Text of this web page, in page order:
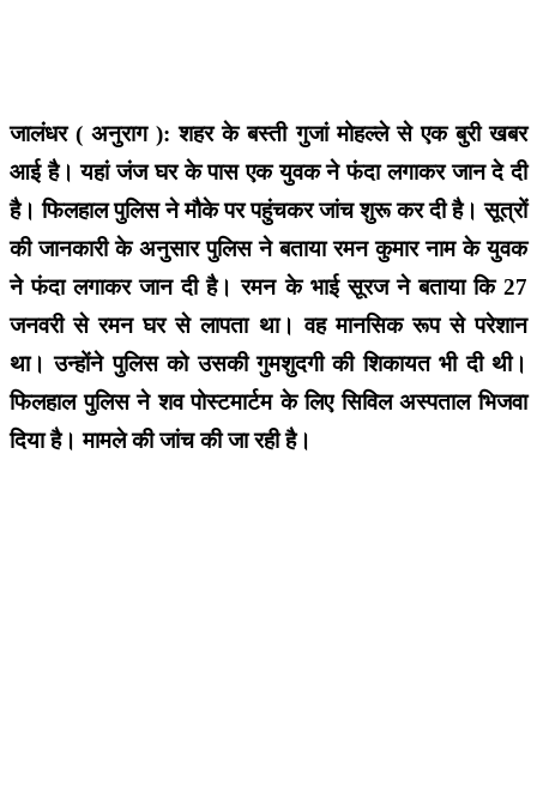
जालंधर ( अनुराग ): शहर के बस्ती गुजां मोहल्ले से एक बुरी खबर
आई है। यहां जंज घर के पास एक युवक ने फंदा लगाकर जान दे दी
है। फिलहाल पुलिस ने मौके पर पहुंचकर जांच शुरू कर दी है। सूत्रों
की जानकारी के अनुसार पुलिस ने बताया रमन कुमार नाम के युवक
ने फंदा लगाकर जान दी है। रमन के भाई सूरज ने बताया कि 27
जनवरी से रमन घर से लापता था। वह मानसिक रूप से परेशान
था। उन्होंने पुलिस को उसकी गुमशुदगी की शिकायत भी दी थी।
फिलहाल पुलिस ने शव पोस्टमार्टम के लिए सिविल अस्पताल भिजवा
दिया है। मामले की जांच की जा रही है।